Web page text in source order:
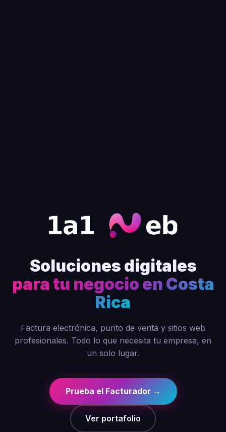
Soluciones digitales
para tu negocio en Costa
Rica
Factura electrónica, punto de venta y sitios web
profesionales. Todo lo que necesita tu empresa, en
un solo lugar.
Prueba el Facturador →
Ver portafolio